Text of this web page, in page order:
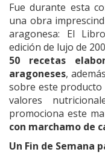
Fue durante esta
una obra
aragonesa: El
edición de lujo de
50 recetas
aragoneses,
sobre este producto
valores
promociona este
con marchamo de
Un Fin de Semana